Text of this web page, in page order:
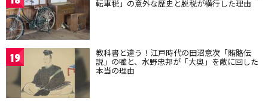
転車税」の意外な歴史と脱税が横行した理由
19 教科書と違う！江戸時代の田沼意次「賄賂伝
説」の嘘と、水野忠邦が「大奥」を敵に回した
本当の理由